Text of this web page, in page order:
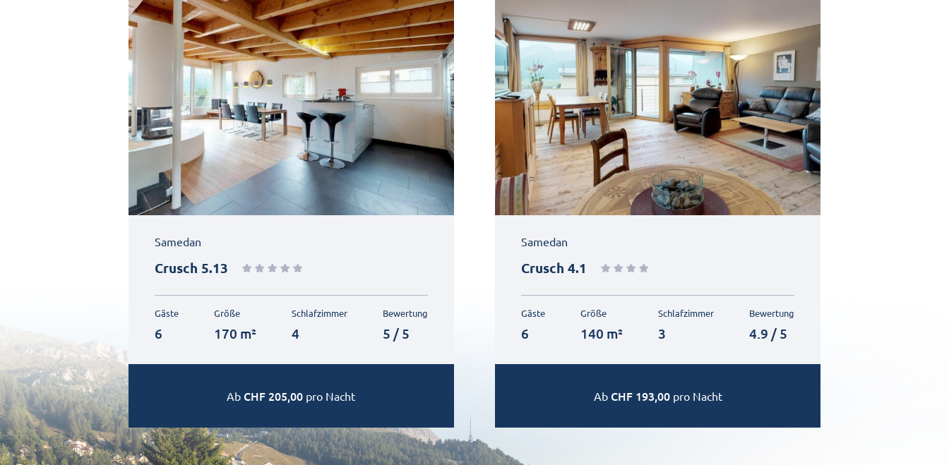
Samedan
Crusch 5.13
Gäste
6
Größe
170 m²
Schlafzimmer
4
Bewertung
5 / 5
Ab CHF 205,00 pro Nacht
Samedan
Crusch 4.1
Gäste
6
Größe
140 m²
Schlafzimmer
3
Bewertung
4.9 / 5
Ab CHF 193,00pro Nacht